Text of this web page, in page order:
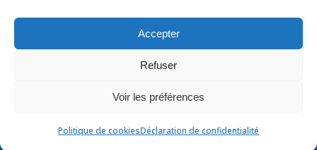
Accepter
Refuser
Voir les préférences
Politique de cookiesDéclaration de confidentialité
la Loire de Badminton -
-Données personnelles
confidentialité-Avertissement